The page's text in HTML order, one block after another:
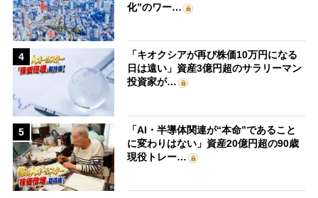
化”のワー…
4
「キオクシアが再び株価10万円になる
日は遠い」資産3億円超のサラリーマン
投資家が…
5
「AI・半導体関連が“本命”であること
に変わりはない」資産20億円超の90歳
現役トレー…